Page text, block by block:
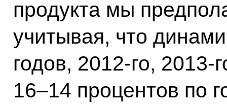
продукта мы
учитывая, что
годов, 2012-го,
16–14 процентов по